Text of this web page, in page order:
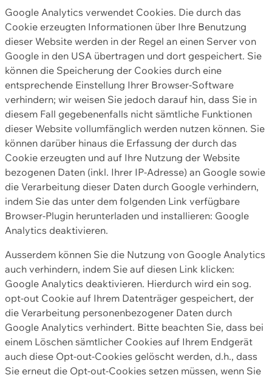
Google Analytics verwendet Cookies. Die durch das
Cookie erzeugten Informationen über Ihre Benutzung
dieser Website werden in der Regel an einen Server von
Google in den USA übertragen und dort gespeichert. Sie
können die Speicherung der Cookies durch eine
entsprechende Einstellung Ihrer Browser-Software
verhindern; wir weisen Sie jedoch darauf hin, dass Sie in
diesem Fall gegebenenfalls nicht sämtliche Funktionen
dieser Website vollumfänglich werden nutzen können. Sie
können darüber hinaus die Erfassung der durch das
Cookie erzeugten und auf Ihre Nutzung der Website
bezogenen Daten (inkl. Ihrer IP-Adresse) an Google sowie
die Verarbeitung dieser Daten durch Google verhindern,
indem Sie das unter dem folgenden Link verfügbare
Browser-Plugin herunterladen und installieren: Google
Analytics deaktivieren.
Ausserdem können Sie die Nutzung von Google Analytics
auch verhindern, indem Sie auf diesen Link klicken:
Google Analytics deaktivieren. Hierdurch wird ein sog.
opt-out Cookie auf Ihrem Datenträger gespeichert, der
die Verarbeitung personenbezogener Daten durch
Google Analytics verhindert. Bitte beachten Sie, dass bei
einem Löschen sämtlicher Cookies auf Ihrem Endgerät
auch diese Opt-out-Cookies gelöscht werden, d.h., dass
Sie erneut die Opt-out-Cookies setzen müssen, wenn Sie